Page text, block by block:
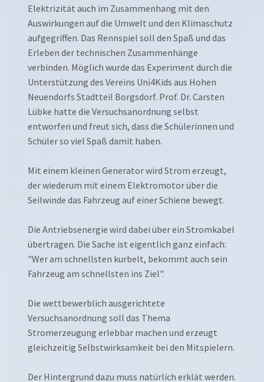
Elektrizität auch im Zusammenhang mit den
Auswirkungen auf die Umwelt und den Klimaschutz
aufgegriffen. Das Rennspiel soll den Spaß und das
Erleben der technischen Zusammenhänge
verbinden. Möglich wurde das Experiment durch die
Unterstützung des Vereins Uni4Kids aus Hohen
Neuendorfs Stadtteil Borgsdorf. Prof. Dr. Carsten
Lübke hatte die Versuchsanordnung selbst
entworfen und freut sich, dass die Schülerinnen und
Schüler so viel Spaß damit haben.
Mit einem kleinen Generator wird Strom erzeugt,
der wiederum mit einem Elektromotor über die
Seilwinde das Fahrzeug auf einer Schiene bewegt.
Die Antriebsenergie wird dabei über ein Stromkabel
übertragen. Die Sache ist eigentlich ganz einfach:
"Wer am schnellsten kurbelt, bekommt auch sein
Fahrzeug am schnellsten ins Ziel".
Die wettbewerblich ausgerichtete
Versuchsanordnung soll das Thema
Stromerzeugung erlebbar machen und erzeugt
gleichzeitig Selbstwirksamkeit bei den Mitspielern.
Der Hintergrund dazu muss natürlich erklät werden.